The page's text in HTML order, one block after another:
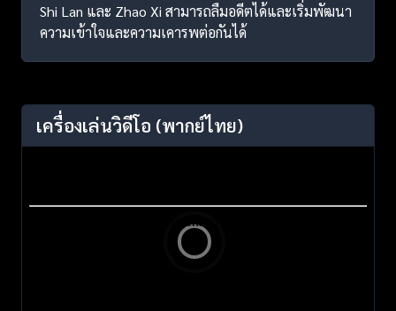
Shi Lan และ Zhao Xi สามารถลืมอดีตได้และเริ่มพัฒนา
ความเข้าใจและความเคารพต่อกันได้
เครื่องเล่นวิดีโอ (พากย์ไทย)